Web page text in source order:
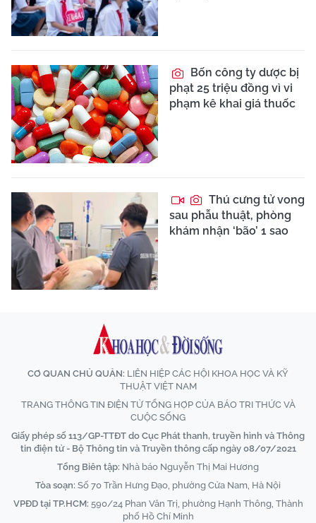
Bốn công ty dược bị
phạt 25 triệu đồng vì vi
phạm kê khai giá thuốc
Thú cưng tử vong
sau phẫu thuật, phòng
khám nhận ‘bão’ 1 sao
CƠ QUAN CHỦ QUẢN: LIÊN HIỆP CÁC HỘI KHOA HỌC VÀ KỸ
THUẬT VIỆT NAM
TRANG THÔNG TIN ĐIỆN TỬ TỔNG HỢP CỦA BÁO TRI THỨC VÀ
CUỘC SỐNG
Giấy phép số 113/GP-TTĐT do Cục Phát thanh, truyền hình và Thông
tin điện tử - Bộ Thông tin và Truyền thông cấp ngày 08/07/2021
Tổng Biên tập: Nhà báo Nguyễn Thị Mai Hương
Tòa soạn: Số 70 Trần Hưng Đạo, phường Cửa Nam, Hà Nội
VPĐD tại TP.HCM: 590/24 Phan Văn Trị, phường Hạnh Thông, Thành
phố Hồ Chí Minh